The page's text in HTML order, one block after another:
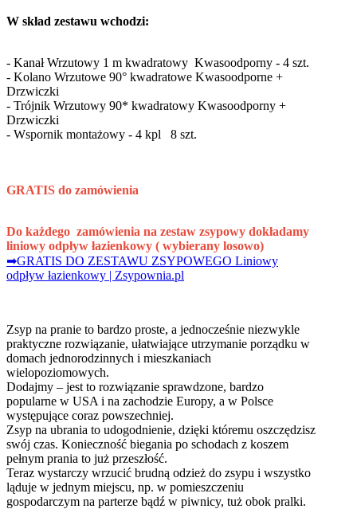
W skład zestawu wchodzi:
- Kanał Wrzutowy 1 m kwadratowy Kwasoodporny - 4 szt.
- Kolano Wrzutowe 90° kwadratowe Kwasoodporne +
Drzwiczki
- Trójnik Wrzutowy 90* kwadratowy Kwasoodporny +
Drzwiczki
- Wspornik montażowy - 4 kpl 8 szt.
GRATIS do zamówienia
Do każdego zamówienia na zestaw zsypowy dokładamy
liniowy odpływ łazienkowy ( wybierany losowo)
➡GRATIS DO ZESTAWU ZSYPOWEGO Liniowy
odpływ łazienkowy | Zsypownia.pl
Zsyp na pranie to bardzo proste, a jednocześnie niezwykle
praktyczne rozwiązanie, ułatwiające utrzymanie porządku w
domach jednorodzinnych i mieszkaniach
wielopoziomowych.
Dodajmy – jest to rozwiązanie sprawdzone, bardzo
popularne w USA i na zachodzie Europy, a w Polsce
występujące coraz powszechniej.
Zsyp na ubrania to udogodnienie, dzięki któremu oszczędzisz
swój czas. Konieczność biegania po schodach z koszem
pełnym prania to już przeszłość.
Teraz wystarczy wrzucić brudną odzież do zsypu i wszystko
ląduje w jednym miejscu, np. w pomieszczeniu
gospodarczym na parterze bądź w piwnicy, tuż obok pralki.